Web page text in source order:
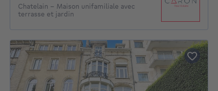
Chatelain - Maison unifamiliale avec
terrasse et jardin